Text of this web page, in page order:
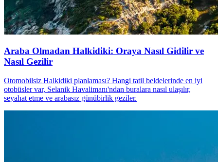
Araba Olmadan Halkidiki: Oraya Nasıl Gidilir ve
Nasıl Gezilir
Otomobilsiz Halkidiki planlaması? Hangi tatil beldelerinde en iyi
otobüsler var, Selanik Havalimanı'ndan buralara nasıl ulaşılır,
seyahat etme ve arabasız günübirlik geziler.